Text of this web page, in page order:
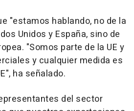
"estamos hablando, no de la
Unidos y España, sino de
"Somos parte de la UE y
y cualquier medida es
ha señalado.
del sector